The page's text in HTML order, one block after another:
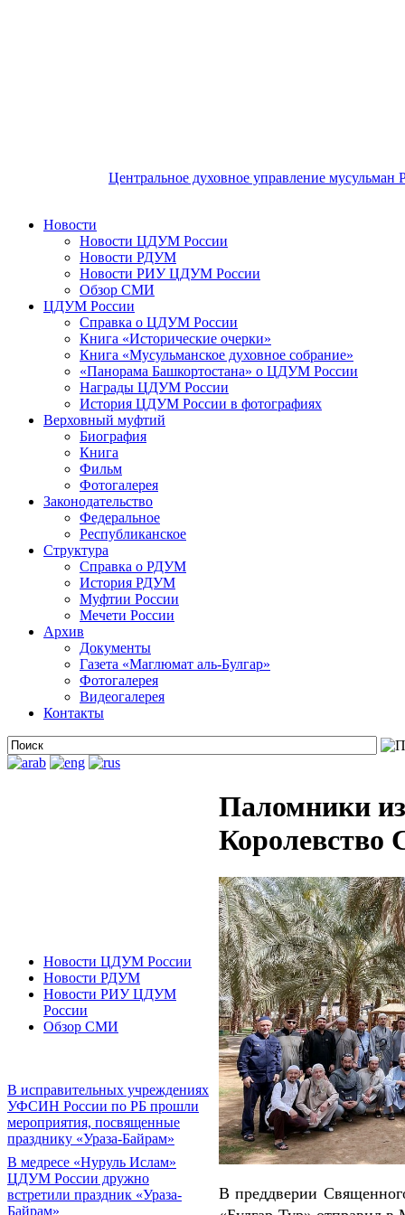
Центральное духовное управление мусульман
Новости
Новости ЦДУМ России
Новости РДУМ
Новости РИУ ЦДУМ России
Обзор СМИ
ЦДУМ России
Справка о ЦДУМ России
Книга «Исторические очерки»
Книга «Мусульманское духовное собрание»
«Панорама Башкортостана» о ЦДУМ России
Награды ЦДУМ России
История ЦДУМ России в фотографиях
Верховный муфтий
Биография
Книга
Фильм
Фотогалерея
Законодательство
Федеральное
Республиканское
Структура
Справка о РДУМ
История РДУМ
Муфтии России
Мечети России
Архив
Документы
Газета «Маглюмат аль-Булгар»
Фотогалерея
Видеогалерея
Контакты
Новости ЦДУМ России
Новости РДУМ
Новости РИУ ЦДУМ
России
Обзор СМИ
В исправительных учреждениях
УФСИН России по РБ прошли
мероприятия, посвященные
празднику «Ураза-Байрам»
В медресе «Нуруль Ислам»
ЦДУМ России дружно
встретили праздник «Ураза-
Байрам»
Паломники
Королевство
В преддверии